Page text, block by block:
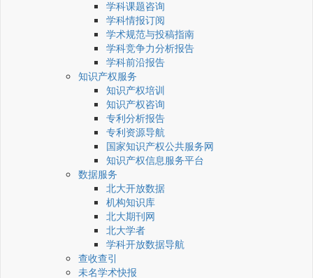
学科课题咨询
学科情报订阅
学术规范与投稿指南
学科竞争力分析报告
学科前沿报告
知识产权服务
知识产权培训
知识产权咨询
专利分析报告
专利资源导航
国家知识产权公共服务网
知识产权信息服务平台
数据服务
北大开放数据
机构知识库
北大期刊网
北大学者
学科开放数据导航
查收查引
未名学术快报